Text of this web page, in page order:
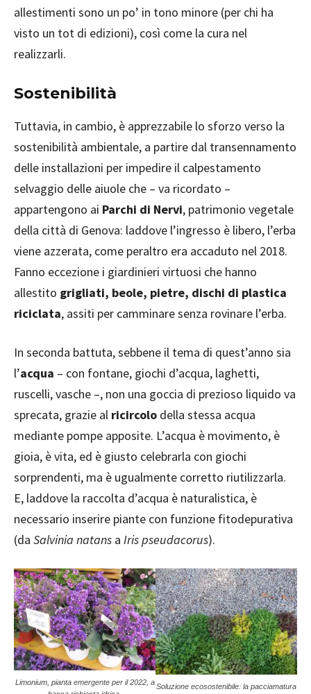
allestimenti sono un po’ in tono minore (per chi ha
visto un tot di edizioni), così come la cura nel
realizzarli.
Sostenibilità
Tuttavia, in cambio, è apprezzabile lo sforzo verso la
sostenibilità ambientale, a partire dal transennamento
delle installazioni per impedire il calpestamento
selvaggio delle aiuole che – va ricordato –
appartengono ai Parchi di Nervi, patrimonio vegetale
della città di Genova: laddove l’ingresso è libero, l’erba
viene azzerata, come peraltro era accaduto nel 2018.
Fanno eccezione i giardinieri virtuosi che hanno
allestito grigliati, beole, pietre, dischi di plastica
riciclata, assiti per camminare senza rovinare l’erba.
In seconda battuta, sebbene il tema di quest’anno sia
l’acqua – con fontane, giochi d’acqua, laghetti,
ruscelli, vasche –, non una goccia di prezioso liquido va
sprecata, grazie al ricircolo della stessa acqua
mediante pompe apposite. L’acqua è movimento, è
gioia, è vita, ed è giusto celebrarla con giochi
sorprendenti, ma è ugualmente corretto riutilizzarla.
E, laddove la raccolta d’acqua è naturalistica, è
necessario inserire piante con funzione fitodepurativa
(da Salvinia natans a Iris pseudacorus).
Limonium, pianta emergente per il 2022, a
Soluzione ecosostenibile: la pacciamatura